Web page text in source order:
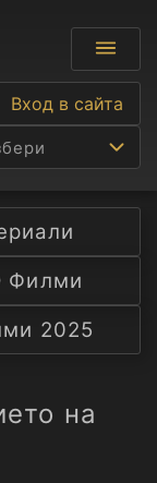
Вход в сайта
Филми
2025
на